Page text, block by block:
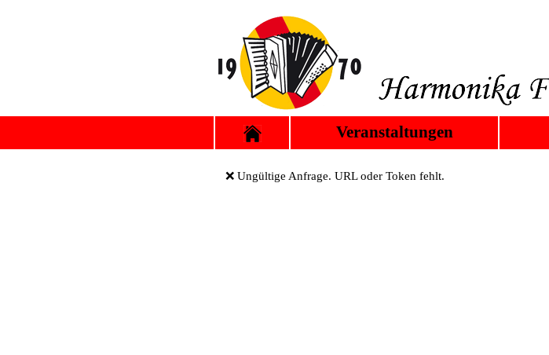
Veranstaltungen
❌ Ungültige Anfrage. URL oder Token fehlt.